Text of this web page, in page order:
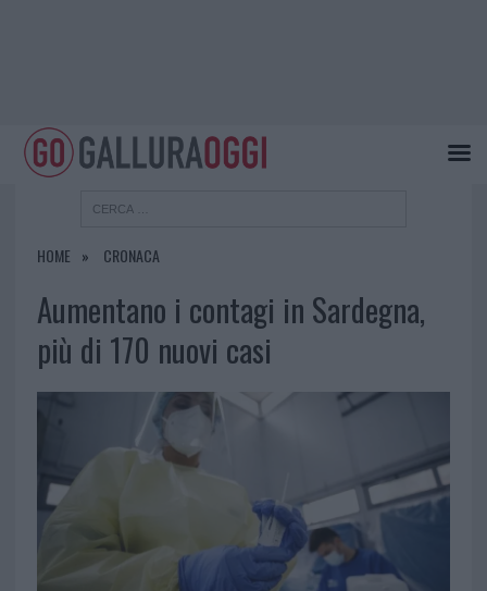
HOME CRONACA
Aumentano i contagi in Sardegna,
più di 170 nuovi casi